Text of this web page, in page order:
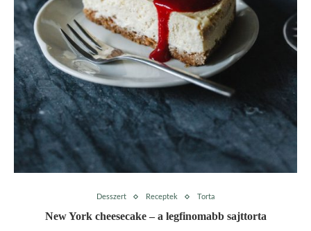
Desszert Receptek Torta
New York cheesecake – a legfinomabb sajttorta